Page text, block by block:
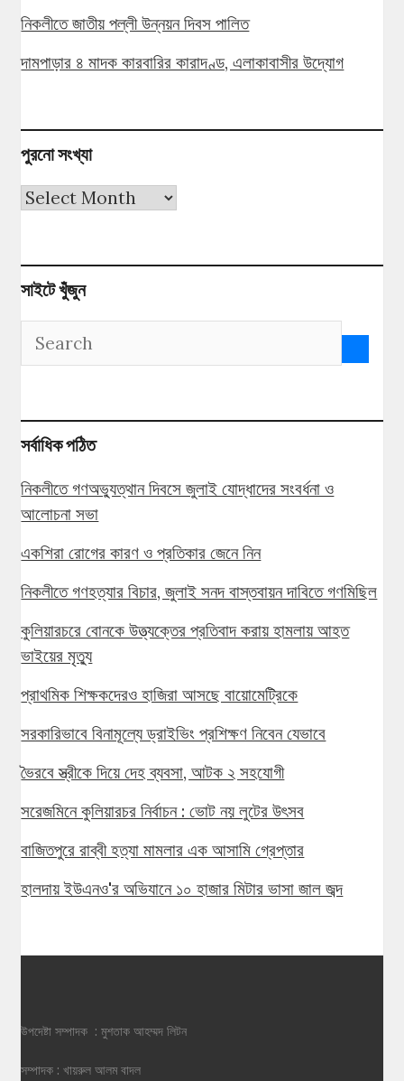
নিকলীতে জাতীয় পল্লী উন্নয়ন দিবস পালিত
দামপাড়ার ৪ মাদক কারবারির কারাদণ্ড, এলাকাবাসীর উদ্যোগ
পুরনো সংখ্যা
পুরনো
সাইটে খুঁজুন
সর্বাধিক পঠিত
নিকলীতে গণঅভ্যুত্থান দিবসে জুলাই যোদ্ধাদের সংবর্ধনা ও
আলোচনা সভা
একশিরা রোগের কারণ ও প্রতিকার জেনে নিন
নিকলীতে গণহত্যার বিচার, জুলাই সনদ বাস্তবায়ন দাবিতে গণমিছিল
কুলিয়ারচরে বোনকে উত্ত্যক্তের প্রতিবাদ করায় হামলায় আহত
ভাইয়ের মৃত্যু
প্রাথমিক শিক্ষকদেরও হাজিরা আসছে বায়োমেট্রিকে
সরকারিভাবে বিনামূল্যে ড্রাইভিং প্রশিক্ষণ নিবেন যেভাবে
ভৈরবে স্ত্রীকে দিয়ে দেহ ব্যবসা, আটক ২ সহযোগী
সরেজমিনে কুলিয়ারচর নির্বাচন : ভোট নয় লুটের উৎসব
বাজিতপুরে রাব্বী হত্যা মামলার এক আসামি গ্রেপ্তার
হালদায় ইউএনও'র অভিযানে ১০ হাজার মিটার ভাসা জাল জব্দ
উপদেষ্টা সম্পাদক : মুশতাক আহম্মদ লিটন
সম্পাদক : খায়রুল আলম বাদল